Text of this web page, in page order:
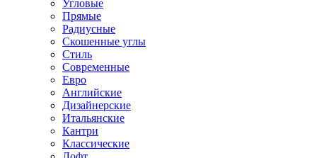
Угловые
Прямые
Радиусные
Скошенные углы
Стиль
Современные
Евро
Английские
Дизайнерские
Итальянские
Кантри
Классические